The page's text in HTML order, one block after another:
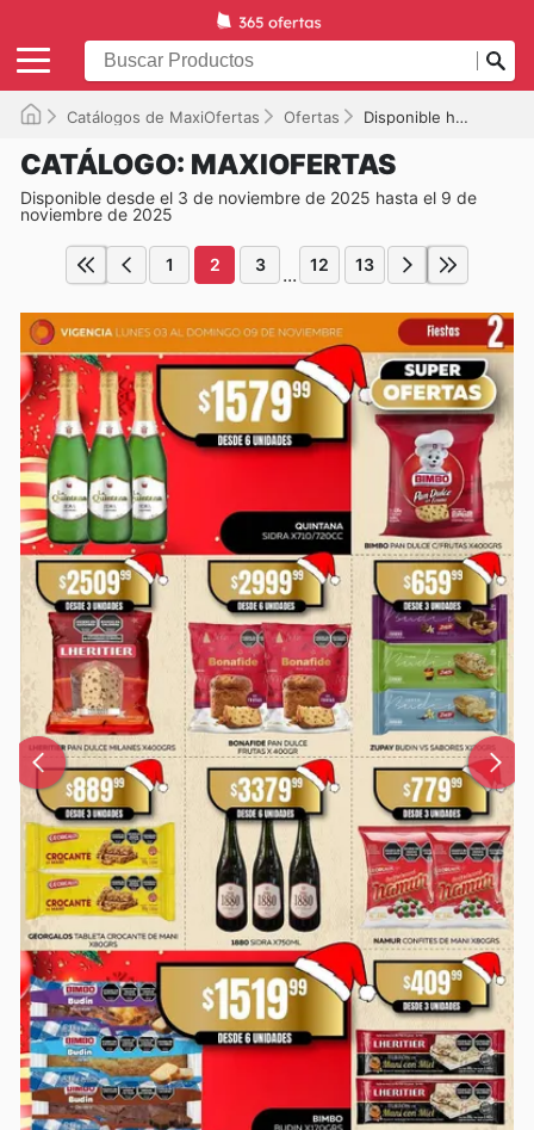
Catálogos de MaxiOfertas Ofertas Disponible hasta el 09/11/2025
CATÁLOGO: MAXIOFERTAS
Disponible desde el 3 de noviembre de 2025 hasta el 9 de
noviembre de 2025
1 2 3 ... 12 13